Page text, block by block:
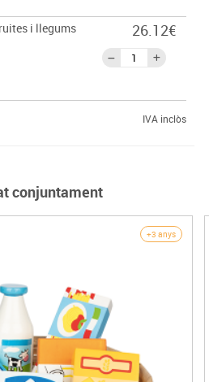
i llegums
26.12€
IVA inclòs
conjuntament
+3 anys